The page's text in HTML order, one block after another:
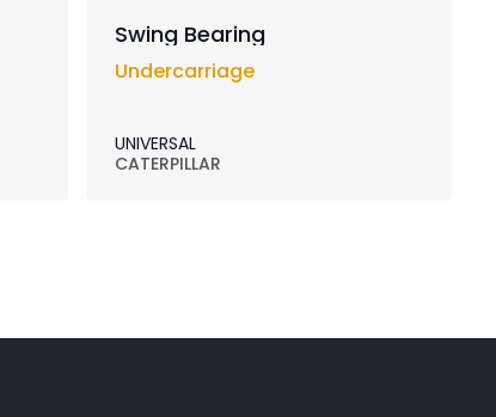
Swing Bearing
Undercarriage
UNIVERSAL
CATERPILLAR